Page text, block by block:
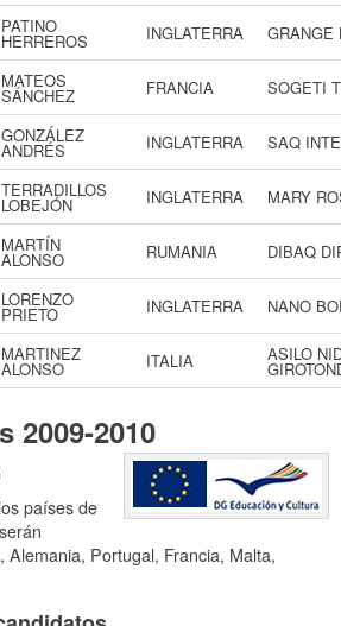
PATINO
HERREROS INGLATERRA GRANGE
MATEOS
SÁNCHEZ FRANCIA SOGETI
GONZÁLEZ
ANDRÉS INGLATERRA SAQ
TERRADILLOS
LOBEJÓN INGLATERRA MARY
MARTÍN
ALONSO RUMANIA DIBAQ
LORENZO
PRIETO INGLATERRA NANO
MARTINEZ
ALONSO ITALIA ASILO
2009-2010
países de
Alemania, Portugal, Francia, Malta,